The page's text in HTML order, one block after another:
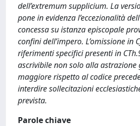
dell’extremum supplicium. La
pone in evidenza l’eccezionalità
concessa su istanza episcopale
confini dell’impero. L’omissione in
riferimenti specifici presenti in
ascrivibile non solo alla astrazione
maggiore rispetto al codice
interdire sollecitazioni
prevista.
Parole chiave